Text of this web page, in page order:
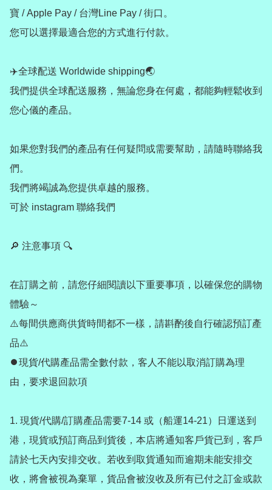
寶 / Apple Pay / 台灣Line Pay / 街口。
您可以選擇最適合您的方式進行付款。
✈️全球配送 Worldwide shipping🌏
我們提供全球配送服務，無論您身在何處，都能夠輕鬆收到
您心儀的產品。
如果您對我們的產品有任何疑問或需要幫助，請隨時聯絡我
們。
我們將竭誠為您提供卓越的服務。
可於 instagram 聯絡我們
🔎 注意事項 🔍
在訂購之前，請您仔細閱讀以下重要事項，以確保您的購物
體驗～
⚠️每間供應商供貨時間都不一樣，請斟酌後自行確認預訂產
品⚠️
⏺️現貨/代購產品需全數付款，客人不能以取消訂購為理
由，要求退回款項
1. 現貨/代購/訂購產品需要7-14 或（船運14-21）日運送到
港，現貨或預訂商品到貨後，本店將通知客戶貨已到，客戶
請於七天內安排交收。若收到取貨通知而逾期未能安排交
收，將會被視為棄單，貨品會被沒收及所有已付之訂金或款